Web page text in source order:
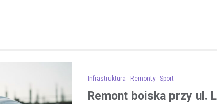
Infrastruktura Remonty Sport
Remont boiska przy ul.